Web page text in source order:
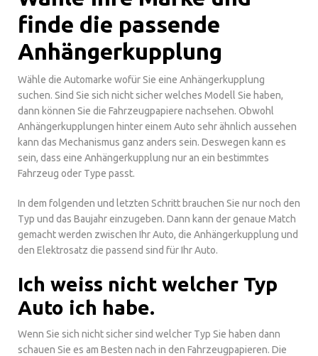
finde die passende
Anhängerkupplung
Wähle die Automarke wofür Sie eine Anhängerkupplung
suchen. Sind Sie sich nicht sicher welches Modell Sie haben,
dann können Sie die Fahrzeugpapiere nachsehen. Obwohl
Anhängerkupplungen hinter einem Auto sehr ähnlich aussehen
kann das Mechanismus ganz anders sein. Deswegen kann es
sein, dass eine Anhängerkupplung nur an ein bestimmtes
Fahrzeug oder Type passt.
In dem folgenden und letzten Schritt brauchen Sie nur noch den
Typ und das Baujahr einzugeben. Dann kann der genaue Match
gemacht werden zwischen Ihr Auto, die Anhängerkupplung und
den Elektrosatz die passend sind für Ihr Auto.
Ich weiss nicht welcher Typ
Auto ich habe.
Wenn Sie sich nicht sicher sind welcher Typ Sie haben dann
schauen Sie es am Besten nach in den Fahrzeugpapieren. Die